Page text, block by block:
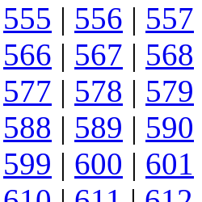
555 | 556 | 557
566 | 567 | 568
577 | 578 | 579
588 | 589 | 590
599 | 600 | 601